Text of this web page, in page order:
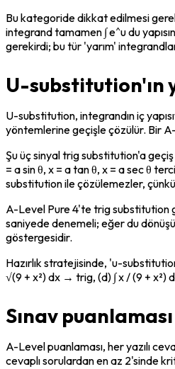
Bu kategoride dikkat edilmesi
integrand tamamen ∫ e^u du
gerekirdi; bu tür 'yarım'
U-substitution'ın
U-substitution, integrandın iç
yöntemlerine geçişle çözülür. Bir
Şu üç sinyal trig substitution'a
= a sin θ, x = a tan θ, x = a sec θ
substitution ile çözülemezler,
A-Level Pure 4'te trig substitution
saniyede denemeli; eğer du
göstergesidir.
Hazırlık stratejisinde, 'u-
√(9 + x²) dx → trig, (d) ∫ x / (9 + x²)
Sınav
A-Level puanlaması, her yazılı
cevaplı sorulardan en az 2'sinde